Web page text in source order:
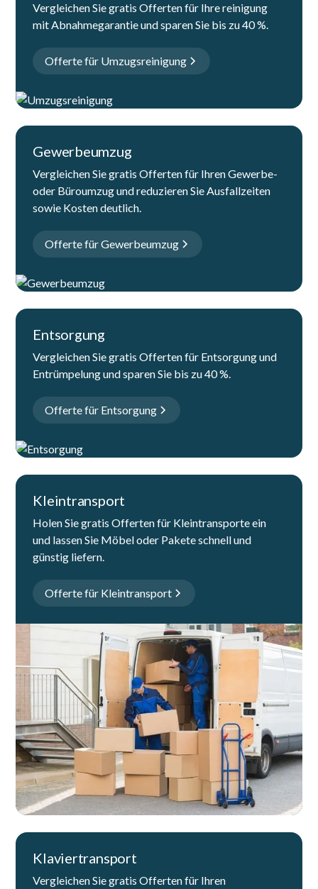
Vergleichen Sie gratis Offerten für Ihre reinigung
mit Abnahmegarantie und sparen Sie bis zu 40 %.
Offerte für Umzugsreinigung
Gewerbeumzug
Vergleichen Sie gratis Offerten für Ihren Gewerbe-
oder Büroumzug und reduzieren Sie Ausfallzeiten
sowie Kosten deutlich.
Offerte für Gewerbeumzug
Entsorgung
Vergleichen Sie gratis Offerten für Entsorgung und
Entrümpelung und sparen Sie bis zu 40 %.
Offerte für Entsorgung
Kleintransport
Holen Sie gratis Offerten für Kleintransporte ein
und lassen Sie Möbel oder Pakete schnell und
günstig liefern.
Offerte für Kleintransport
Klaviertransport
Vergleichen Sie gratis Offerten für Ihren